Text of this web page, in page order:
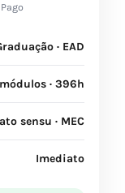
· EAD
· 396h
sensu · MEC
Imediato